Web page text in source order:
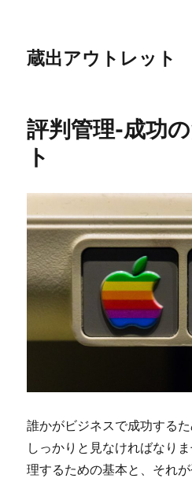
蔵出アウトレット
評判管理-成功
ト
誰かがビジネスで成功する
しっかりと見なければなり
理するための基本と、それ